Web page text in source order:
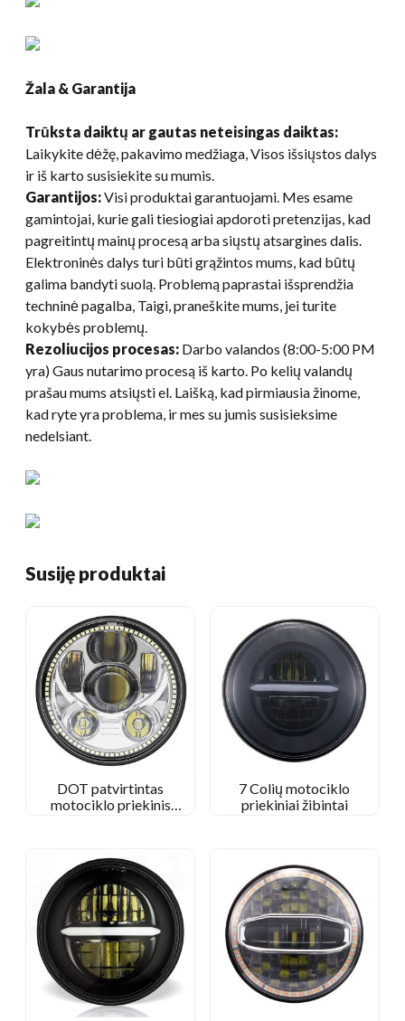
Žala & Garantija
Trūksta daiktų ar gautas neteisingas daiktas:
Laikykite dėžę, pakavimo medžiaga, Visos išsiųstos dalys
ir iš karto susisiekite su mumis.
Garantijos:Visi produktai garantuojami. Mes esame
gamintojai, kurie gali tiesiogiai apdoroti pretenzijas, kad
pagreitintų mainų procesą arba siųstų atsargines dalis.
Elektroninės dalys turi būti grąžintos mums, kad būtų
galima bandyti suolą. Problemą paprastai išsprendžia
techninė pagalba, Taigi, praneškite mums, jei turite
kokybės problemų.
Rezoliucijos procesas: Darbo valandos (8:00-5:00 PM
yra) Gaus nutarimo procesą iš karto. Po kelių valandų
prašau mums atsiųsti el. Laišką, kad pirmiausia žinome,
kad ryte yra problema, ir mes su jumis susisieksime
nedelsiant.
Susiję produktai
DOT patvirtintas
motociklo priekinis
7 Colių motociklo
priekiniai žibintai